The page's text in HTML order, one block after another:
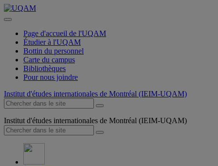
Page d'accueil de l'UQAM
Étudier à l'UQAM
Bottin du personnel
Carte du campus
Bibliothèques
Pour nous joindre
Institut d'études internationales de Montréal (IEIM-UQAM)
Institut d'études internationales de Montréal (IEIM-UQAM)